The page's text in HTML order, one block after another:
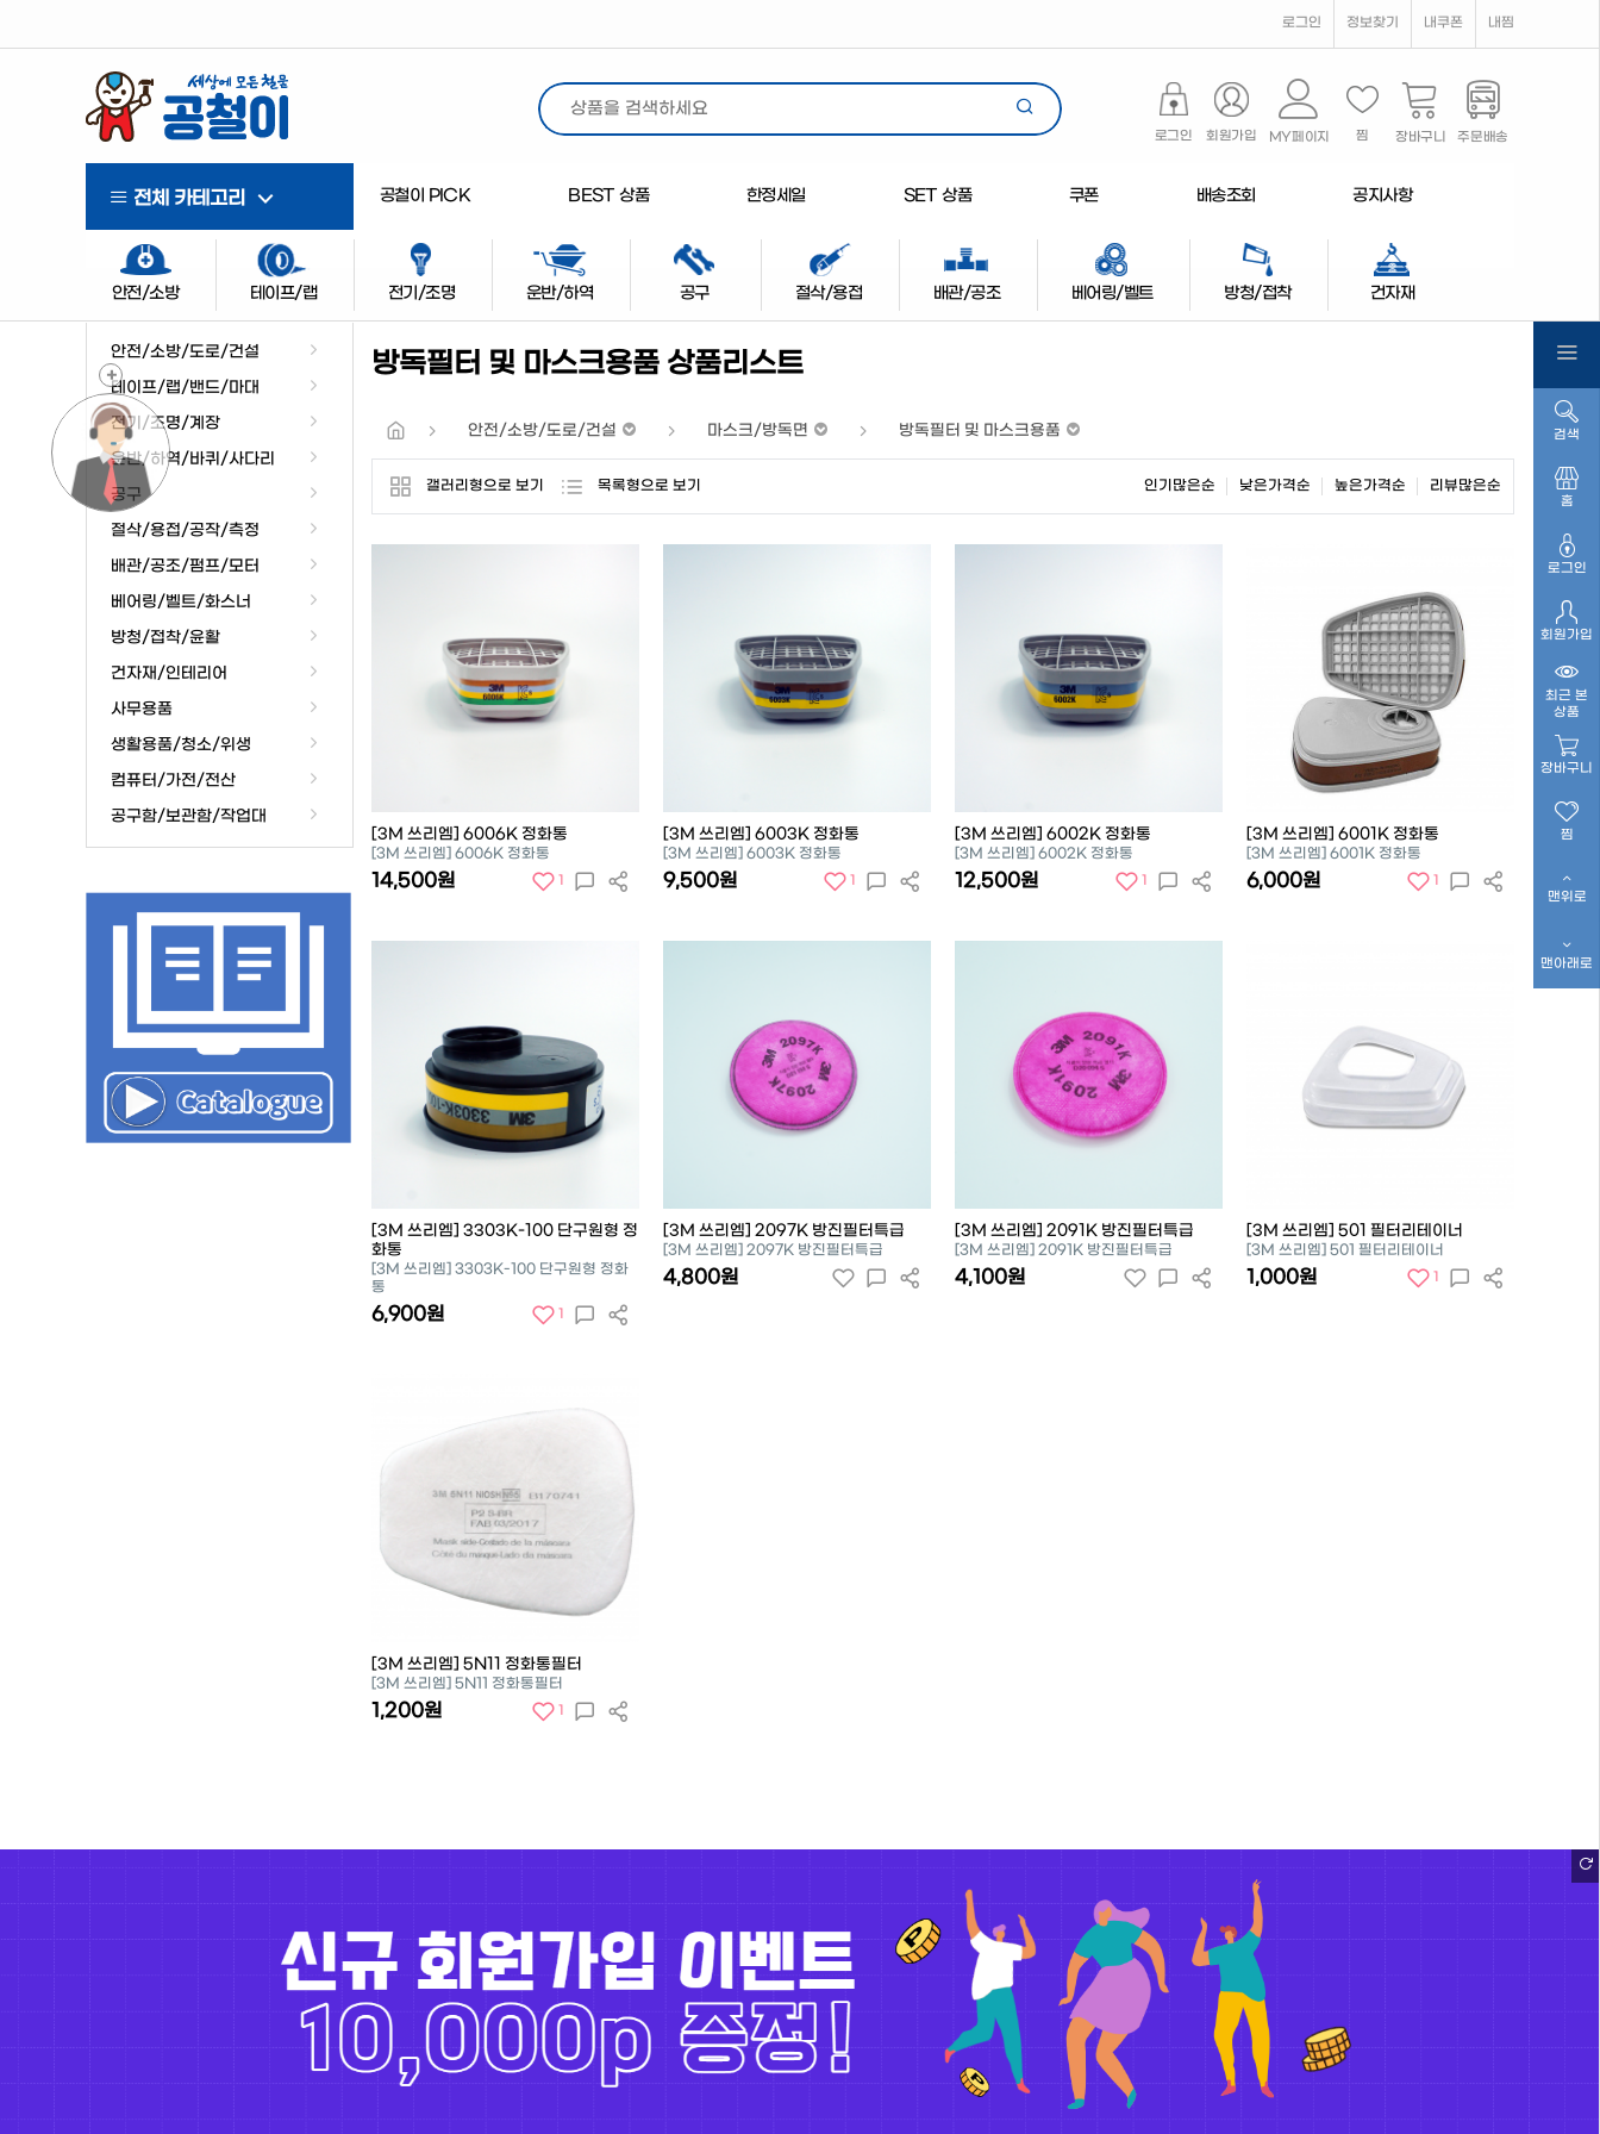
로그인 정보찾기 내쿠폰 내찜
로그인 회원가입 MY페이지 찜 장바구니 주문배송
전체 카테고리
안전/소방/도로/건설
테이프/랩/밴드/마대
전기/조명/계장
운반/하역/바퀴/사다리
공구
절삭/용접/공작/측정
배관/공조/펌프/모터
베어링/벨트/화스너
방청/접착/윤활
건자재/인테리어
사무용품
생활용품/청소/위생
컴퓨터/가전/전산
공구함/보관함/작업대
공철이 PICK BEST 상품 한정세일 SET 상품 쿠폰 배송조회 공지사항
안전/소방 테이프/랩 전기/조명 운반/하역 공구 절삭/용접 배관/공조 베어링/벨트 방청/접착 건자재
검색
홈
로그인
회원가입
최근 본
상품
장바구니
찜
맨위로
맨아래로
+ 방독필터 및 마스크용품 상품리스트
안전/소방/도로/건설 마스크/방독면 방독필터 및 마스크용품
인기많은순 낮은가격순 높은가격순 리뷰많은순
갤러리형으로 보기 목록형으로 보기
[3M 쓰리엠] 6006K 정화통
[3M 쓰리엠] 6006K 정화통
14,500원 1
[3M 쓰리엠] 6003K 정화통
[3M 쓰리엠] 6003K 정화통
9,500원 1
[3M 쓰리엠] 6002K 정화통
[3M 쓰리엠] 6002K 정화통
12,500원 1
[3M 쓰리엠] 6001K 정화통
[3M 쓰리엠] 6001K 정화통
6,000원 1
[3M 쓰리엠] 3303K-100 단구원형 정
화통
[3M 쓰리엠] 3303K-100 단구원형 정화
통
6,900원 1
[3M 쓰리엠] 2097K 방진필터특급
[3M 쓰리엠] 2097K 방진필터특급
4,800원
[3M 쓰리엠] 2091K 방진필터특급
[3M 쓰리엠] 2091K 방진필터특급
4,100원
[3M 쓰리엠] 501 필터리테이너
[3M 쓰리엠] 501 필터리테이너
1,000원 1
[3M 쓰리엠] 5N11 정화통필터
[3M 쓰리엠] 5N11 정화통필터
1,200원 1